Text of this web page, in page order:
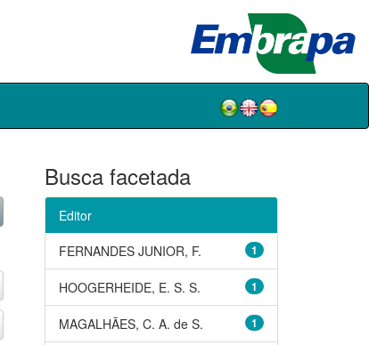
Busca facetada
Editor
1
FERNANDES JUNIOR, F.
1
HOOGERHEIDE, E. S. S.
1
MAGALHÃES, C. A. de S.